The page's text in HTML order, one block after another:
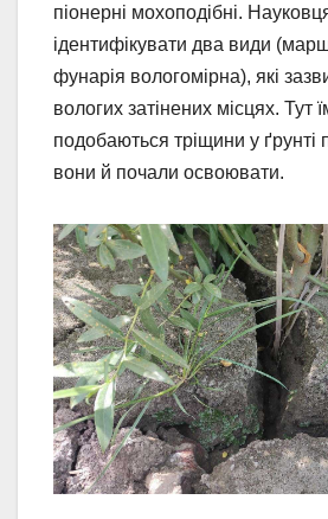
піонерні мохоподібні.
ідентифікувати два види
фунарія вологомірна), які
вологих затінених місцях. Тут
подобаються тріщини у ґрунті
вони й почали освоювати.